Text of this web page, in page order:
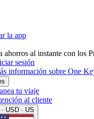
la app
ahorros al instante con los
sesión
información sobre One
tu viaje
al cliente
USD · US